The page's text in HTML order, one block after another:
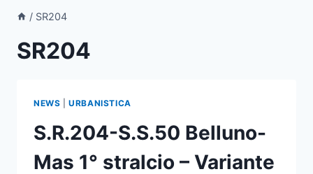
/ SR204
SR204
NEWS |URBANISTICA
S.R.204-S.S.50 Belluno-
Mas 1° stralcio – Variante